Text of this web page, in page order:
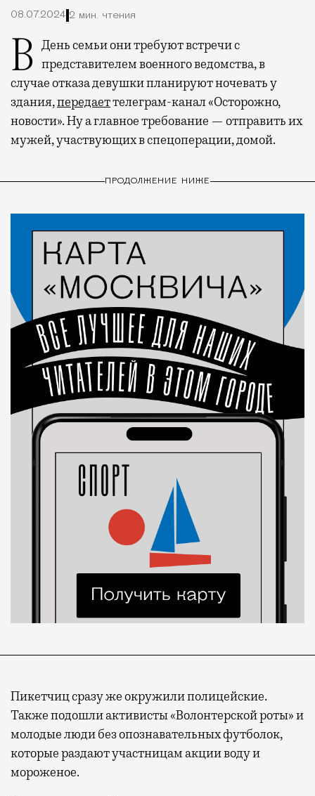
08.07.2024 2 мин. чтения
В День семьи они требуют встречи с представителем военного ведомства, в
случае отказа девушки планируют ночевать у
здания,передаеттелеграм-канал «Осторожно,
новости». Ну а главное требование — отправить их
мужей, участвующих в спецоперации, домой.
ПРОДОЛЖЕНИЕ НИЖЕ
Пикетчиц сразу же окружили полицейские.
Также подошли активисты «Волонтерской роты» и
молодые люди без опознавательных футболок,
которые раздают участницам акции воду и
мороженое.